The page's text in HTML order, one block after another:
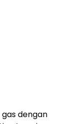
dengan